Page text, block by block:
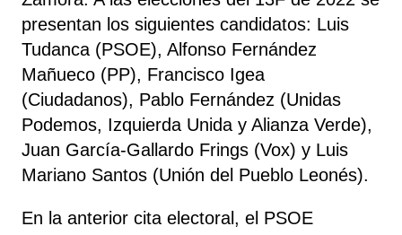
presentan los siguientes candidatos: Luis
Tudanca (PSOE), Alfonso Fernández
Mañueco (PP), Francisco Igea
(Ciudadanos), Pablo Fernández (Unidas
Podemos, Izquierda Unida y Alianza Verde),
Juan García-Gallardo Frings (Vox) y Luis
Mariano Santos (Unión del Pueblo Leonés).
En la anterior cita electoral, el PSOE